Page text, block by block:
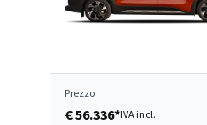
Prezzo
€ 56.336*IVA incl.